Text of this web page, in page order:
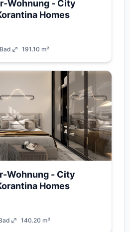
Wohnung - City
Homes
191.10 m²
Wohnung - City
Homes
140.20 m²